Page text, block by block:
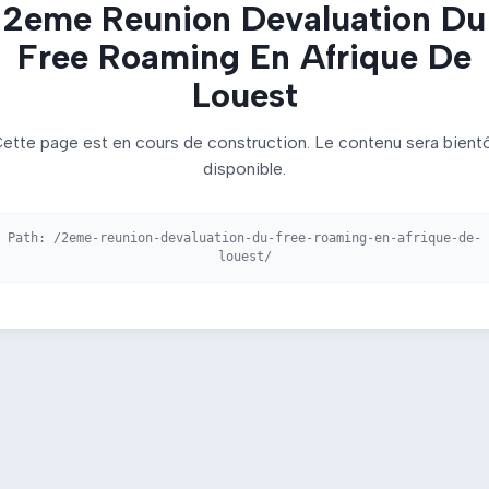
2eme Reunion Devaluation Du
Free Roaming En Afrique De
Louest
page est en cours de construction. Le contenu sera
disponible.
Path: /2eme-reunion-devaluation-du-free-roaming-en-afrique-de-
louest/